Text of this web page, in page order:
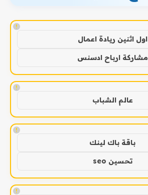
!
اول اثنين ريادة اعمال
مشاركة ارباح ادسنس
!
عالم الشباب
!
باقة باك لينك
تحسين seo
!